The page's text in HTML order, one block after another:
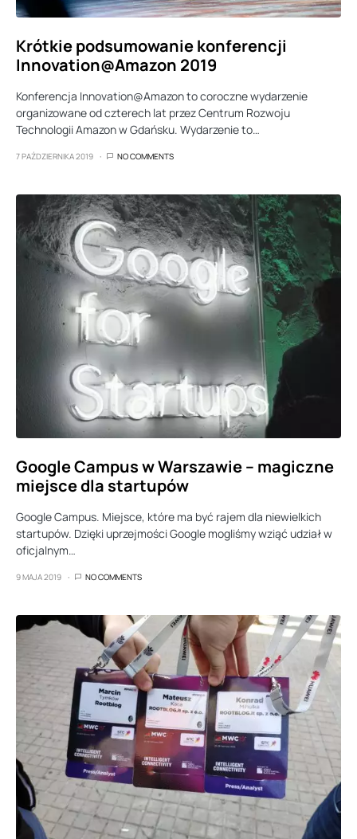
Krótkie podsumowanie konferencji
Innovation@Amazon 2019
Konferencja Innovation@Amazon to coroczne wydarzenie
organizowane od czterech lat przez Centrum Rozwoju
Technologii Amazon w Gdańsku. Wydarzenie to…
7 PAŹDZIERNIKA 2019 NO COMMENTS
Google Campus w Warszawie – magiczne
miejsce dla startupów
Google Campus. Miejsce, które ma być rajem dla niewielkich
startupów. Dzięki uprzejmości Google mogliśmy wziąć udział w
oficjalnym…
9 MAJA 2019 NO COMMENTS